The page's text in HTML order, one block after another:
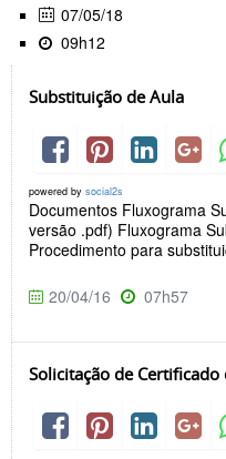
07/05/18
09h12
Substituição de Aula
powered by social2s
Documentos Fluxograma
versão .pdf) Fluxograma
Procedimento para
20/04/16 07h57
Solicitação de Certificado